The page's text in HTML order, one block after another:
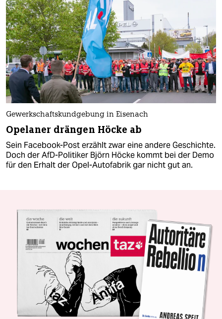
Gewerkschaftskundgebung in Eisenach
Opelaner drängen Höcke ab
Sein Facebook-Post erzählt zwar eine andere Geschichte.
Doch der AfD-Politiker Björn Höcke kommt bei der Demo
für den Erhalt der Opel-Autofabrik gar nicht gut an.